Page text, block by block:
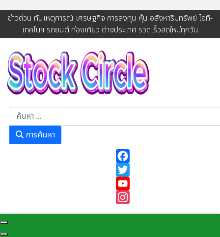
ข่าวด่วน ทันเหตุการณ์ เศรษฐกิจ การลงทุน หุ้น อสังหาริมทรัพย์ ไอที-
เทคโนฯ รถยนต์ ท่องเที่ยว ต่างประเทศ รวดเร็วสดใหม่ทุกวัน
การค้นหา
Instagram